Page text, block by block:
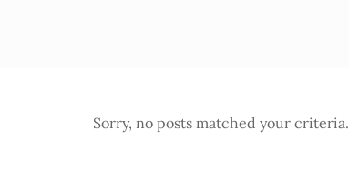
Sorry, no posts matched your criteria.